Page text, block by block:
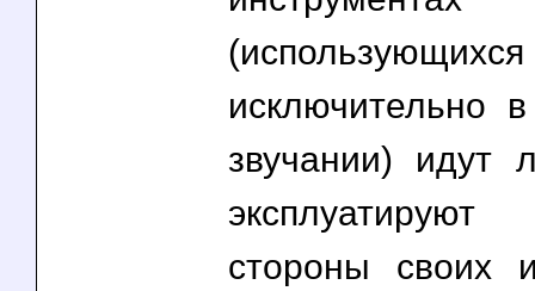
исключительно
звучании) идут
эксплуатируют
стороны своих